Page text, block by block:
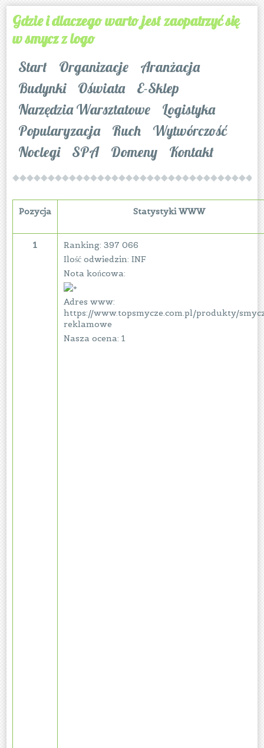
Gdzie i dlaczego warto jest zaopatrzyć się
w smycz z logo
Start
Organizacje
Aranżacja
Budynki
Oświata
E-Sklep
Narzędzia Warsztatowe
Logistyka
Popularyzacja
Ruch
Wytwórczość
Noclegi
SPA Domeny Kontakt
Pozycja Statystyki WWW
1
Ranking: 397 066
Ilość odwiedzin: INF
Nota końcowa:
Adres www:
https://www.topsmycze.com.pl/produkty/
reklamowe
Nasza ocena: 1